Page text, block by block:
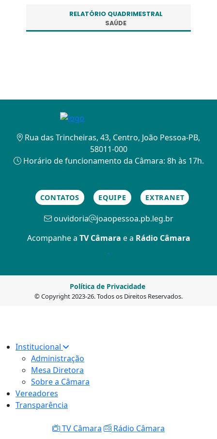
RELATÓRIO QUADRIMESTRAL
SAÚDE
Rua das Trincheiras, 43, Centro, João Pessoa-PB,
58011-000
Horário de funcionamento da Câmara: 8h às 17h.
CONTATOS EQUIPE EXTRANET
ouvidoria
joaopessoa.pb.leg.br
Acompanhe a TV Câmara e a Rádio Câmara
© Copyright 2023-26. Todos os Direitos Reservados.
Política de Privacidade
Institucional
Administração
Mesa Diretora
Sobre a Câmara
Vereadores
Transparência
TV Câmara Rádio Câmara